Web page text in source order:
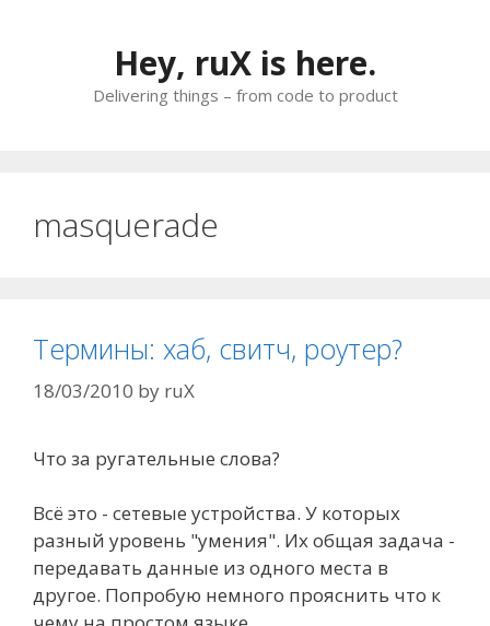
Hey, ruX is here.
Delivering things – from code to product
masquerade
Термины: хаб, свитч, роутер?
18/03/2010 by ruX
Что за ругательные слова?
Всё это - сетевые устройства. У которых
разный уровень "умения". Их общая задача -
передавать данные из одного места в
другое. Попробую немного прояснить что к